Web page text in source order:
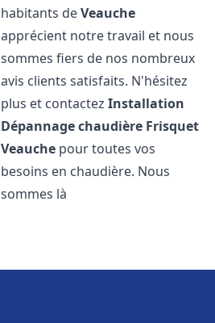
habitants deVeauche
apprécient notre travail et nous
sommes fiers de nos nombreux
avis clients satisfaits. N'hésitez
plus et contactezInstallation
Dépannage chaudière Frisquet
Veauche pour toutes vos
besoins en chaudière. Nous
sommes là